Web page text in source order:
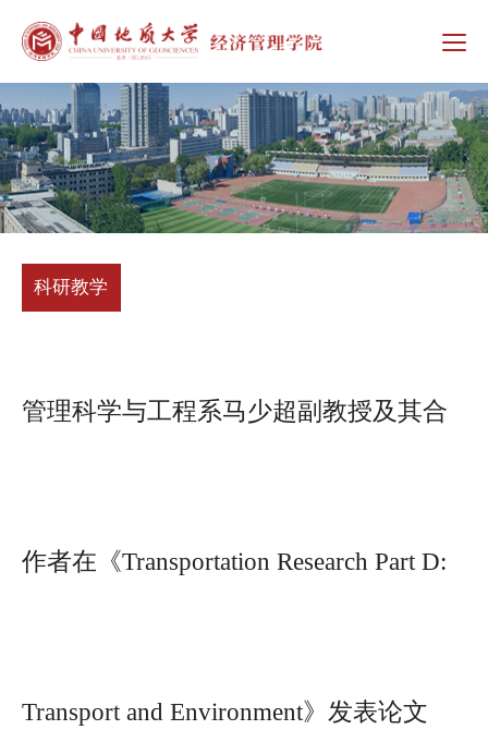
科研教学
管理科学与工程系马少超副教授及其合
作者在《Transportation Research Part D:
Transport and Environment》发表论文